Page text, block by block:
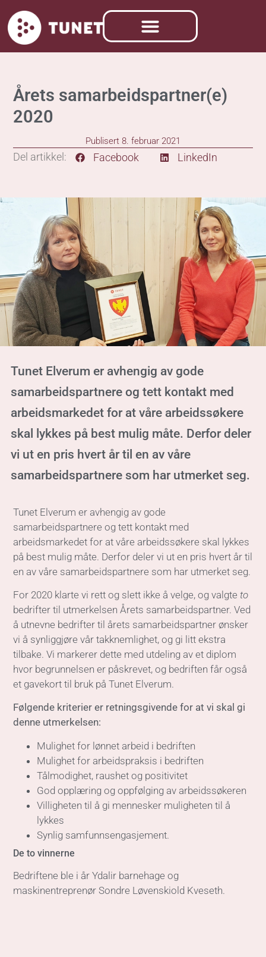
Årets samarbeidspartner(e)
2020
Publisert 8. februar 2021
Del artikkel: Facebook LinkedIn
Tunet Elverum er avhengig av gode
samarbeidspartnere og tett kontakt med
arbeidsmarkedet for at våre arbeidssøkere
skal lykkes på best mulig måte. Derfor deler
vi ut en pris hvert år til en av våre
samarbeidspartnere som har utmerket seg.
Tunet Elverum er avhengig av gode
samarbeidspartnere og tett kontakt med
arbeidsmarkedet for at våre arbeidssøkere skal lykkes
på best mulig måte. Derfor deler vi ut en pris hvert år til
en av våre samarbeidspartnere som har utmerket seg.
For 2020 klarte vi rett og slett ikke å velge, og valgteto
bedrifter til utmerkelsen Årets samarbeidspartner. Ved
å utnevne bedrifter til årets samarbeidspartner ønsker
vi å synliggjøre vår takknemlighet, og gi litt ekstra
tilbake. Vi markerer dette med utdeling av et diplom
hvor begrunnelsen er påskrevet, og bedriften får også
et gavekort til bruk på Tunet Elverum.
Følgende kriterier er retningsgivende for at vi skal gi
denne utmerkelsen:
Mulighet for lønnet arbeid i bedriften
Mulighet for arbeidspraksis i bedriften
Tålmodighet, raushet og positivitet
God opplæring og oppfølging av arbeidssøkeren
Villigheten til å gi mennesker muligheten til å
lykkes
Synlig samfunnsengasjement.
De to vinnerne
Bedriftene ble i år Ydalir barnehage og
maskinentreprenør Sondre Løvenskiold Kveseth.